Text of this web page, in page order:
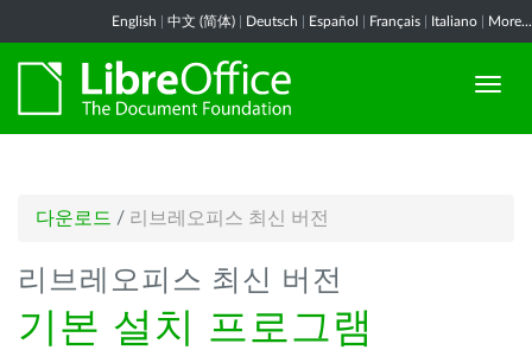
English 中文 (简体) Deutsch Español Français Italiano More...
다운로드 / 리브레오피스 최신 버전
리브레오피스 최신 버전
기본 설치 프로그램